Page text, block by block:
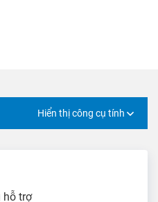
Hiển thị công cụ tính
hỗ trợ